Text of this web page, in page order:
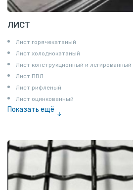
ЛИСТ
Лист горячекатаный
Лист холоднокатаный
Лист конструкционный и легированный
Лист ПВЛ
Лист рифленый
Лист оцинкованный
Показать ещё